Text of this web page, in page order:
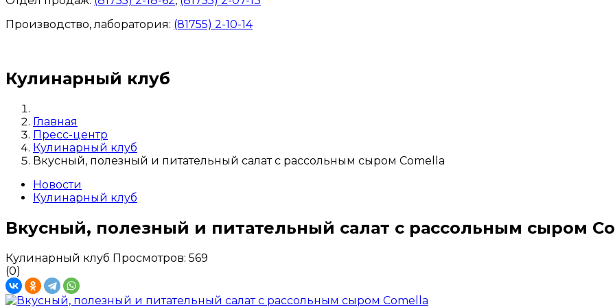
Производство, лаборатория: (81755) 2-10-14
Кулинарный клуб
Главная
Пресс-центр
Кулинарный клуб
Вкусный, полезный и питательный салат с рассольным сыром Comella
Новости
Кулинарный клуб
Вкусный, полезный и питательный салат с рассольным сыром
Кулинарный клуб Просмотров: 569
(0)